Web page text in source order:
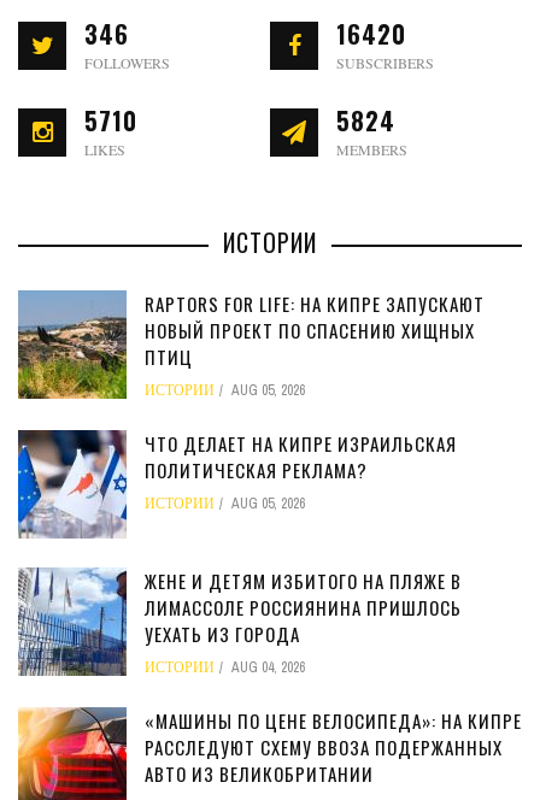
346
FOLLOWERS
16420
SUBSCRIBERS
5710
LIKES
5824
MEMBERS
ИСТОРИИ
RAPTORS FOR LIFE: НА КИПРЕ ЗАПУСКАЮТ
НОВЫЙ ПРОЕКТ ПО СПАСЕНИЮ ХИЩНЫХ
ПТИЦ
ИСТОРИИ AUG 05, 2026
ЧТО ДЕЛАЕТ НА КИПРЕ ИЗРАИЛЬСКАЯ
ПОЛИТИЧЕСКАЯ РЕКЛАМА?
ИСТОРИИ AUG 05, 2026
ЖЕНЕ И ДЕТЯМ ИЗБИТОГО НА ПЛЯЖЕ В
ЛИМАССОЛЕ РОССИЯНИНА ПРИШЛОСЬ
УЕХАТЬ ИЗ ГОРОДА
ИСТОРИИ AUG 04, 2026
«МАШИНЫ ПО ЦЕНЕ ВЕЛОСИПЕДА»: НА КИПРЕ
РАССЛЕДУЮТ СХЕМУ ВВОЗА ПОДЕРЖАННЫХ
АВТО ИЗ ВЕЛИКОБРИТАНИИ